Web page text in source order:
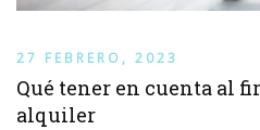
27 FEBRERO, 2023
Qué tener en cuenta al
alquiler